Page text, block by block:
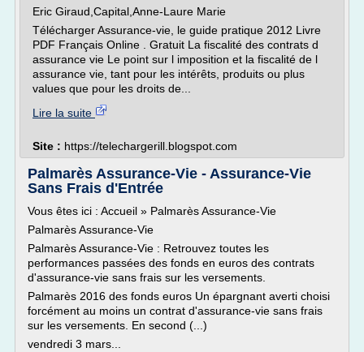
Eric Giraud,Capital,Anne-Laure Marie
Télécharger Assurance-vie, le guide pratique 2012 Livre
PDF Français Online . Gratuit La fiscalité des contrats d
assurance vie Le point sur l imposition et la fiscalité de l
assurance vie, tant pour les intérêts, produits ou plus
values que pour les droits de...
Lire la suite
Site : https://telechargerill.blogspot.com
Palmarès Assurance-Vie - Assurance-Vie
Sans Frais d'Entrée
Vous êtes ici : Accueil » Palmarès Assurance-Vie
Palmarès Assurance-Vie
Palmarès Assurance-Vie : Retrouvez toutes les
performances passées des fonds en euros des contrats
d'assurance-vie sans frais sur les versements.
Palmarès 2016 des fonds euros Un épargnant averti choisi
forcément au moins un contrat d'assurance-vie sans frais
sur les versements. En second (...)
vendredi 3 mars...